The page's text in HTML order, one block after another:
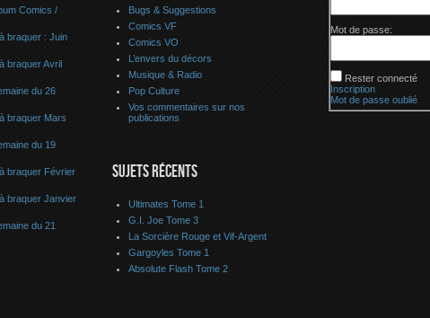
Comics /
braquer : Juin
braquer Avril
du 26
braquer Mars
du 19
braquer Février
braquer Janvier
du 21
Bugs & Suggestions
Comics VF
Comics VO
L’envers du décors
Musique & Radio
Pop Culture
Vos commentaires sur nos
publications
SUJETS RÉCENTS
Ultimates Tome 1
G.I. Joe Tome 3
La Sorcière Rouge et Vif-Argent
Gargoyles Tome 1
Absolute Flash Tome 2
Mot de passe:
Rester connecté
Inscription
Mot de passe oublié